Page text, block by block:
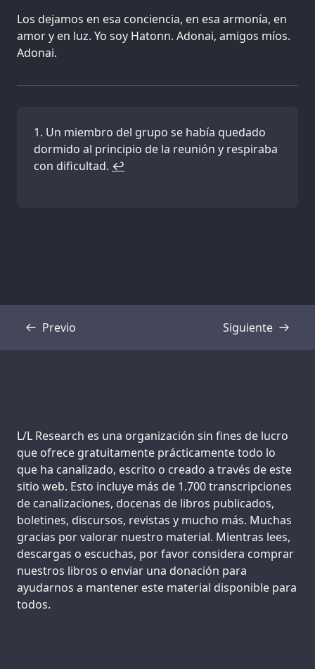
Los dejamos en esa conciencia, en esa armonía, en
amor y en luz. Yo soy Hatonn. Adonai, amigos míos.
Adonai.
Un miembro del grupo se había quedado
dormido al principio de la reunión y respiraba
con dificultad. ↩
Previo
Transcripción Siguiente
Transcripción
Support us:
L/L Research es una organización sin fines de lucro
que ofrece gratuitamente prácticamente todo lo
que ha canalizado, escrito o creado a través de este
sitio web. Esto incluye más de 1.700 transcripciones
de canalizaciones, docenas de libros publicados,
boletines, discursos, revistas y mucho más. Muchas
gracias por valorar nuestro material. Mientras lees,
descargas o escuchas, por favor considera comprar
nuestros libros o enviar una donación para
ayudarnos a mantener este material disponible para
todos.